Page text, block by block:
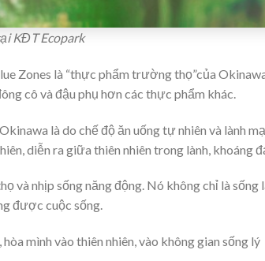
KĐT Ecopark
Zones là “thực phẩm trường thọ”của
cô và đậu phụ hơn các thực phẩm khác.
là do chế độ ăn uống tự nhiên và lành
diễn ra giữa thiên nhiên trong lành, khoáng
và nhịp sống năng động. Nó không chỉ là sống
được cuộc sống.
mình vào thiên nhiên, vào không gian sống lý